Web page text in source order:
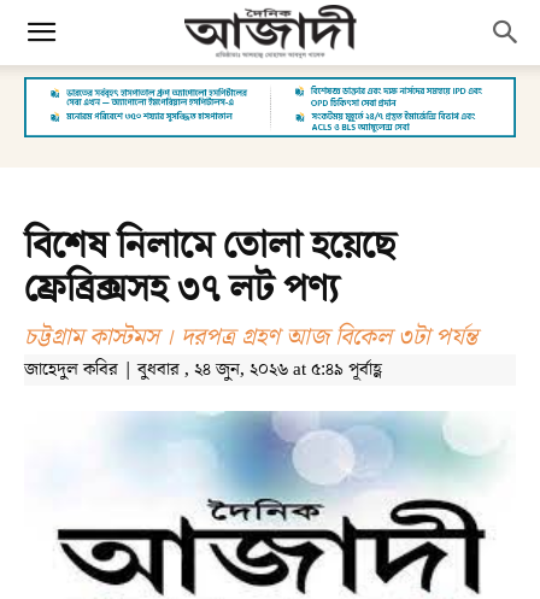
বিশেষ নিলামে তোলা হয়েছে
ফ্রেব্রিক্সসহ ৩৭ লট পণ্য
চট্টগ্রাম কাস্টমস । দরপত্র গ্রহণ আজ বিকেল ৩টা পর্যন্ত
জাহেদুল কবির | বুধবার , ২৪ জুন, ২০২৬ at ৫:৪৯ পূর্বাহ্ণ